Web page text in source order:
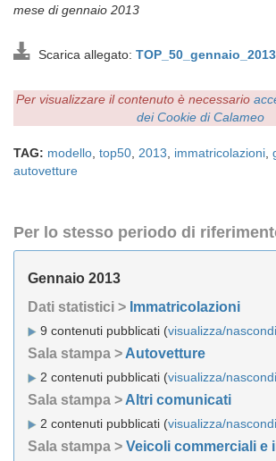
mese di gennaio 2013
Scarica allegato:
Per visualizzare il contenuto è necessario
dei Cookie di Calameo
TAG: modello top50 2013 immatricolazioni
autovetture
Per lo stesso periodo di
Gennaio 2013
Dati statistici > Immatricolazioni
9 contenuti pubblicati (visualizza/nascondi
Sala stampa > Autovetture
2 contenuti pubblicati (visualizza/nascondi
Sala stampa > Altri comunicati
2 contenuti pubblicati (visualizza/nascondi
Sala stampa > Veicoli commerciali e